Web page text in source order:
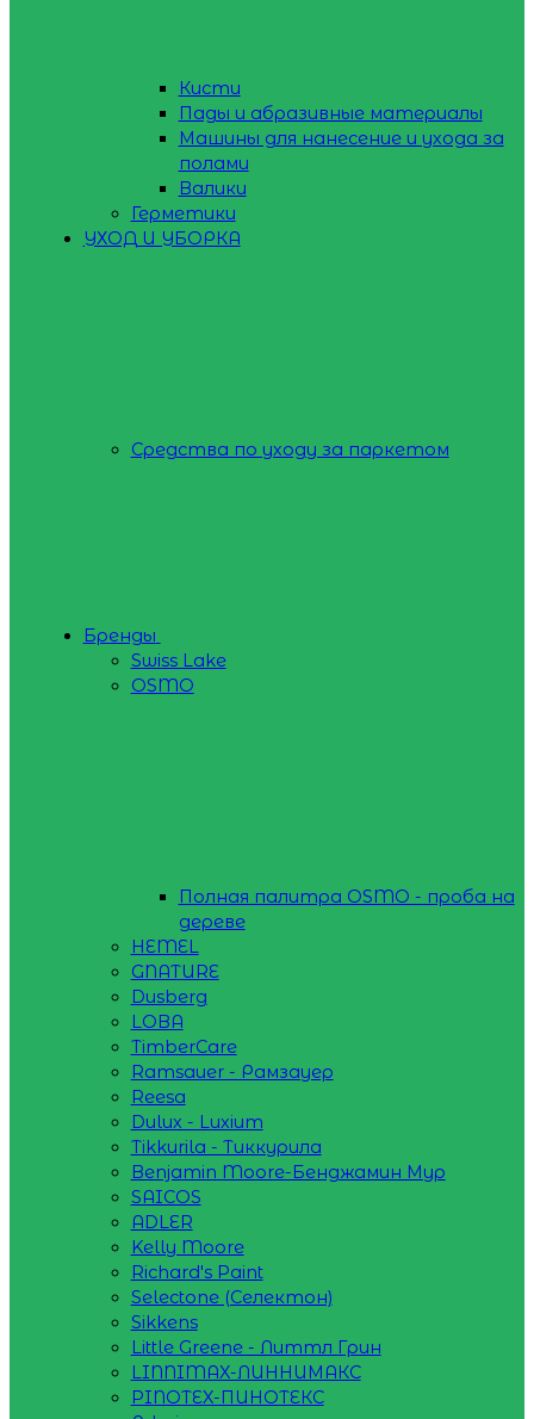
Кисти
Пады и абразивные материалы
Машины для нанесение и ухода за
полами
Валики
Герметики
УХОД И УБОРКА
Средства по уходу за паркетом
Бренды
Swiss Lake
OSMO
Полная палитра OSMO - проба на
дереве
HEMEL
GNATURE
Dusberg
LOBA
TimberCare
Ramsauer - Рамзауер
Reesa
Dulux - Luxium
Tikkurila - Тиккурила
Benjamin Moore-Бенджамин Мур
SAICOS
ADLER
Kelly Moore
Richard's Paint
Selectone (Селектон)
Sikkens
Little Greene - Литтл Грин
LINNIMAX-ЛИННИМАКС
PINOTEX-ПИНОТЕКС